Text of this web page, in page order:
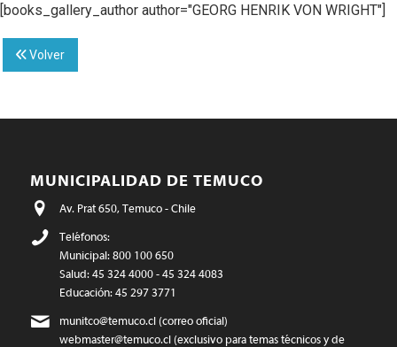
[books_gallery_author author="GEORG HENRIK VON WRIGHT"]
Volver
MUNICIPALIDAD DE TEMUCO
Av. Prat 650, Temuco - Chile
Teléfonos:
Municipal: 800 100 650
Salud: 45 324 4000 - 45 324 4083
Educación: 45 297 3771
munitco@temuco.cl(correo oficial)
webmaster@temuco.cl(exclusivo para temas técnicos y de